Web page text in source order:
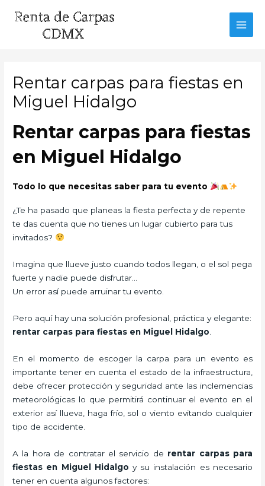
Rentar carpas para fiestas en
Miguel Hidalgo
Rentar carpas para fiestas
en Miguel Hidalgo
Todo lo que necesitas saber para tu evento
¿Te ha pasado que planeas la fiesta perfecta y de repente
te das cuenta que no tienes un lugar cubierto para tus
invitados?
Imagina que llueve justo cuando todos llegan, o el sol pega
fuerte y nadie puede disfrutar…
Un error así puede arruinar tu evento.
Pero aquí hay una solución profesional, práctica y elegante:
rentar carpas para fiestas en Miguel Hidalgo
En el momento de escoger la carpa para un evento es
importante tener en cuenta el estado de la infraestructura,
debe ofrecer protección y seguridad ante las inclemencias
meteorológicas lo que permitirá continuar el evento en el
exterior así llueva, haga frío, sol o viento evitando cualquier
tipo de accidente.
A la hora de contratar el servicio de rentar carpas para
fiestas en Miguel Hidalgo y su instalación es necesario
tener en cuenta algunos factores: